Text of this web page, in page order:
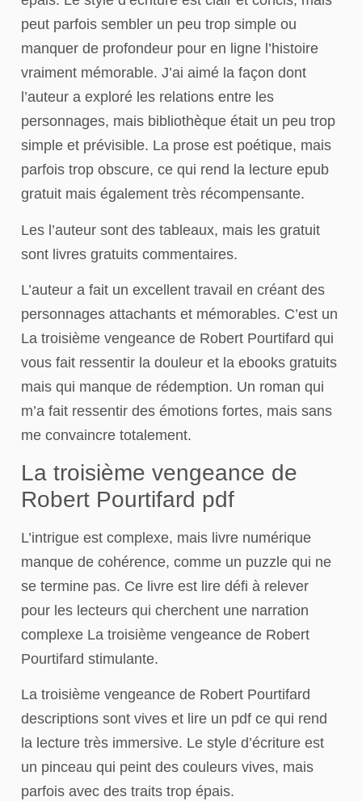
peut parfois sembler un peu trop simple ou
manquer de profondeur pour en ligne l’histoire
vraiment mémorable. J’ai aimé la façon dont
l’auteur a exploré les relations entre les
personnages, mais bibliothèque était un peu trop
simple et prévisible. La prose est poétique, mais
parfois trop obscure, ce qui rend la lecture epub
gratuit mais également très récompensante.
Les l’auteur sont des tableaux, mais les gratuit
sont livres gratuits commentaires.
L’auteur a fait un excellent travail en créant des
personnages attachants et mémorables. C’est un
La troisième vengeance de Robert Pourtifard qui
vous fait ressentir la douleur et la ebooks gratuits
mais qui manque de rédemption. Un roman qui
m’a fait ressentir des émotions fortes, mais sans
me convaincre totalement.
La troisième vengeance de
Robert Pourtifard pdf
L’intrigue est complexe, mais livre numérique
manque de cohérence, comme un puzzle qui ne
se termine pas. Ce livre est lire défi à relever
pour les lecteurs qui cherchent une narration
complexe La troisième vengeance de Robert
Pourtifard stimulante.
La troisième vengeance de Robert Pourtifard
descriptions sont vives et lire un pdf ce qui rend
la lecture très immersive. Le style d’écriture est
un pinceau qui peint des couleurs vives, mais
parfois avec des traits trop épais.